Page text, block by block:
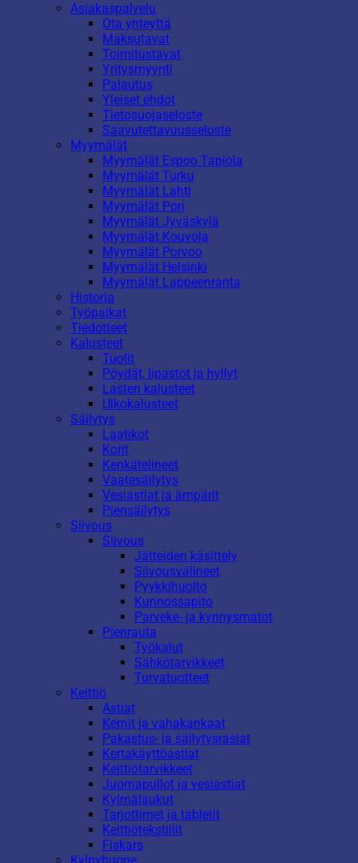
Asiakaspalvelu
Ota yhteyttä
Maksutavat
Toimitustavat
Yritysmyynti
Palautus
Yleiset ehdot
Tietosuojaseloste
Saavutettavuusseloste
Myymälät
Myymälät Espoo Tapiola
Myymälät Turku
Myymälät Lahti
Myymälät Pori
Myymälät Jyväskylä
Myymälät Kouvola
Myymälät Porvoo
Myymälät Helsinki
Myymälät Lappeenranta
Historia
Työpaikat
Tiedotteet
Kalusteet
Tuolit
Pöydät, lipastot ja hyllyt
Lasten kalusteet
Ulkokalusteet
Säilytys
Laatikot
Korit
Kenkätelineet
Vaatesäilytys
Vesiastiat ja ämpärit
Piensäilytys
Siivous
Siivous
Jätteiden käsittely
Siivousvälineet
Pyykkihuolto
Kunnossapito
Parveke- ja kynnysmatot
Pienrauta
Työkalut
Sähkötarvikkeet
Turvatuotteet
Keittiö
Astiat
Kernit ja vahakankaat
Pakastus- ja säilytysrasiat
Kertakäyttöastiat
Keittiötarvikkeet
Juomapullot ja vesiastiat
Kylmälaukut
Tarjottimet ja tabletit
Keittiötekstiilit
Fiskars